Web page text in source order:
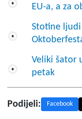
EU-a, a za
Stotine
Veliki šator
petak
Podijeli: Facebook